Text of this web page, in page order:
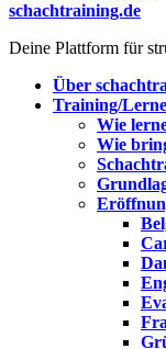
schachtraining.de
Deine Plattform für
Über
Training/
Wie
Wie